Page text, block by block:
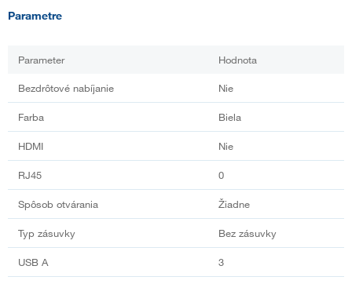
Parametre
Parameter Hodnota
Bezdrôtové nabíjanie Nie
Farba Biela
HDMI Nie
RJ45 0
Spôsob otvárania Žiadne
Typ zásuvky Bez zásuvky
USB A 3